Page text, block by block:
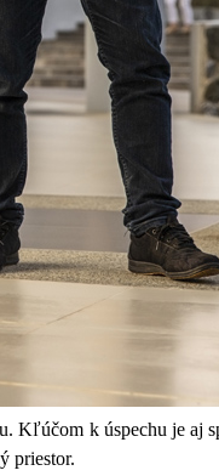
k úspechu je aj
priestor.